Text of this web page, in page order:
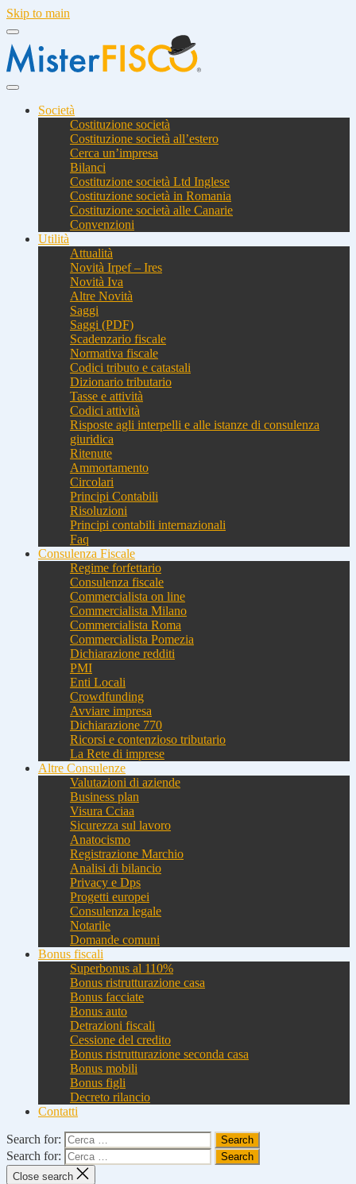
Skip to main
Società
Costituzione società
Costituzione società all’estero
Cerca un’impresa
Bilanci
Costituzione società Ltd Inglese
Costituzione società in Romania
Costituzione società alle Canarie
Convenzioni
Utilità
Attualità
Novità Irpef – Ires
Novità Iva
Altre Novità
Saggi
Saggi (PDF)
Scadenzario fiscale
Normativa fiscale
Codici tributo e catastali
Dizionario tributario
Tasse e attività
Codici attività
Risposte agli interpelli e alle istanze di consulenza
giuridica
Ritenute
Ammortamento
Circolari
Principi Contabili
Risoluzioni
Principi contabili internazionali
Faq
Consulenza Fiscale
Regime forfettario
Consulenza fiscale
Commercialista on line
Commercialista Milano
Commercialista Roma
Commercialista Pomezia
Dichiarazione redditi
PMI
Enti Locali
Crowdfunding
Avviare impresa
Dichiarazione 770
Ricorsi e contenzioso tributario
La Rete di imprese
Altre Consulenze
Valutazioni di aziende
Business plan
Visura Cciaa
Sicurezza sul lavoro
Anatocismo
Registrazione Marchio
Analisi di bilancio
Privacy e Dps
Progetti europei
Consulenza legale
Notarile
Domande comuni
Bonus fiscali
Superbonus al 110%
Bonus ristrutturazione casa
Bonus facciate
Bonus auto
Detrazioni fiscali
Cessione del credito
Bonus ristrutturazione seconda casa
Bonus mobili
Bonus figli
Decreto rilancio
Contatti
Search for:
Search for:
Close search